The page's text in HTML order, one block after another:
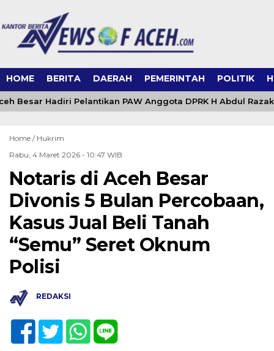
HOME BERITA DAERAH PEMERINTAH POLITIK
Besar Hadiri Pelantikan PAW Anggota DPRK H Abdul Razak
Home / Hukrim
Rabu, 4 Maret 2026 - 10:47 WIB
Notaris di Aceh Besar
Divonis 5 Bulan Percobaan,
Kasus Jual Beli Tanah
“Semu” Seret Oknum
Polisi
REDAKSI